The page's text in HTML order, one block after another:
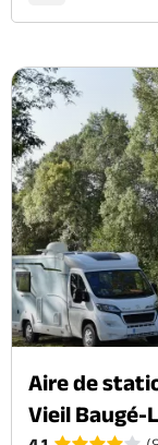
Aire de
Vieil Baugé-